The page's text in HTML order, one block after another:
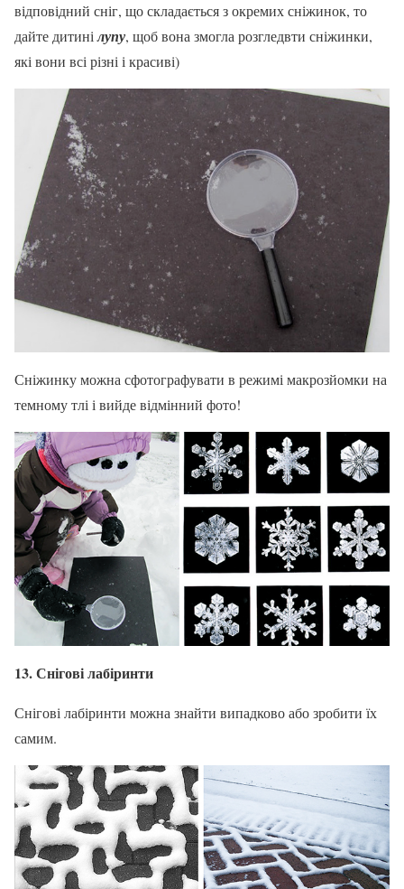
відповідний сніг, що складається з окремих сніжинок, то
дайте дитинілупу, щоб вона змогла розгледвти сніжинки,
які вони всі різні і красиві)
Сніжинку можна сфотографувати в режимі макрозйомки на
темному тлі і вийде відмінний фото!
13. Снігові лабіринти
Снігові лабіринти можна знайти випадково або зробити їх
самим.